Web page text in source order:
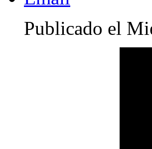
Publicado el